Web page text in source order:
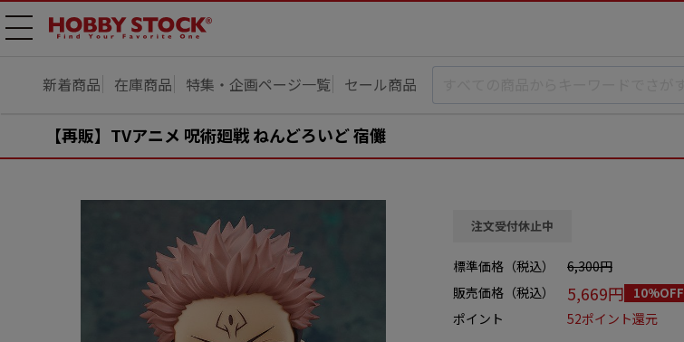
メニ
新着商品 在庫商品 特集・企画ページ一覧 セール商品
【再販】TVアニメ 呪術廻戦 ねんどろいど 宿儺
注文受付休止中
標準価格（税込）
6,300円
販売価格（税込）
5,669円 10%OFF
ポイント
52ポイント還元